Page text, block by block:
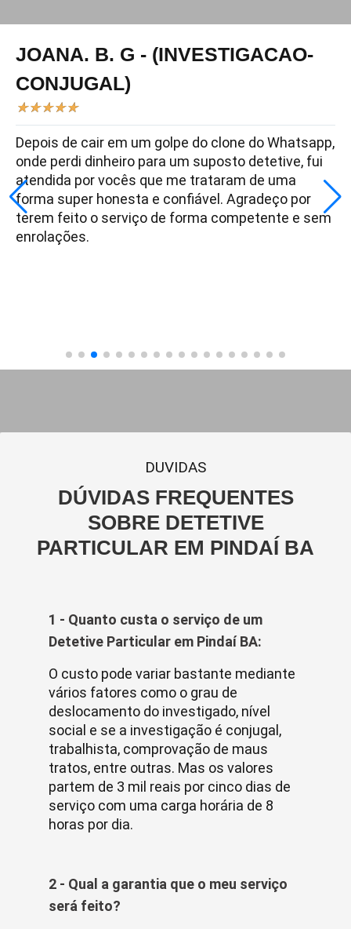
JOANA. B. G - (INVESTIGACAO-
CONJUGAL)
★★★★★
Depois de cair em um golpe do clone do Whatsapp,
onde perdi dinheiro para um suposto detetive, fui
atendida por vocês que me trataram de uma
forma super honesta e confiável. Agradeço por
terem feito o serviço de forma competente e sem
enrolações.
DUVIDAS
DÚVIDAS FREQUENTES
SOBRE DETETIVE
PARTICULAR EM PINDAÍ BA
1 - Quanto custa o serviço de um
Detetive Particular em Pindaí BA:
O custo pode variar bastante mediante
vários fatores como o grau de
deslocamento do investigado, nível
social e se a investigação é conjugal,
trabalhista, comprovação de maus
tratos, entre outras. Mas os valores
partem de 3 mil reais por cinco dias de
serviço com uma carga horária de 8
horas por dia.
2 - Qual a garantia que o meu serviço
será feito?